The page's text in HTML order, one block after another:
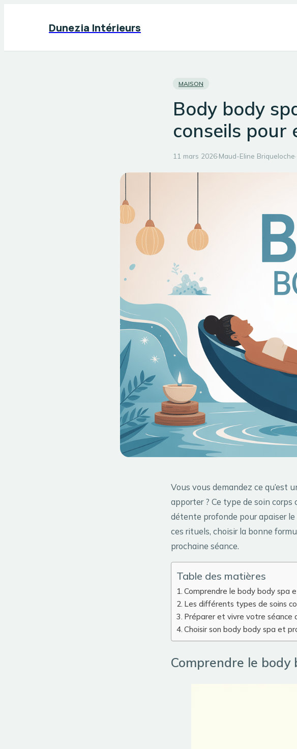
Dunezia Intérieurs
MAISON
Body body
conseils pour
11 mars 2026·Maud-Eline Briqueloche·
Vous vous demandez ce qu’est
apporter ? Ce type de soin
détente profonde pour apaiser
ces rituels, choisir la bonne
prochaine séance.
Table des matières
Comprendre le body body spa
Les différents types de soins
Préparer et vivre votre séance
Choisir son body body spa et
Comprendre le